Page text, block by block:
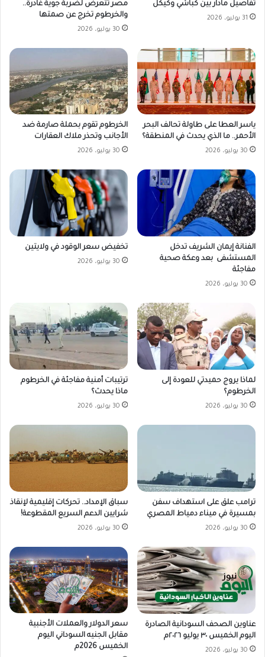
تفاصيل مادار بين كباشي وكيكل
31 يوليو، 2026
مصر تتعرض لضربة جوية غادرة..
والخرطوم تخرج عن صمتها
30 يوليو، 2026
ياسر العطا على طاولة تحالف البحر
الأحمر.. ما الذي يحدث في المنطقة؟
30 يوليو، 2026
الخرطوم تقوم بحملة صارمة ضد
الأجانب وتحذر ملاك العقارات
30 يوليو، 2026
الفنانة إيمان الشريف تدخل
المستشفى بعد وعكة صحية
مفاجئة
30 يوليو، 2026
تخفيض سعر الوقود في ولايتين
30 يوليو، 2026
لماذا يروج حميدتي للعودة إلى
الخرطوم؟
30 يوليو، 2026
ترتيبات أمنية مفاجئة في الخرطوم
ماذا يحدث؟
30 يوليو، 2026
ترامب علق على استهداف سفن
بمسيرة في ميناء دمياط المصري
30 يوليو، 2026
سباق الإمداد.. تحركات إقليمية لإنقاذ
شرايين الدعم السريع المقطوعة!
30 يوليو، 2026
عناوين الصحف السودانية الصادرة
اليوم الخميس ٣٠ يوليو ٢٠٢٦م
30 يوليو، 2026
سعر الدولار والعملات الأجنبية
مقابل الجنيه السوداني اليوم
الخميس 2026م